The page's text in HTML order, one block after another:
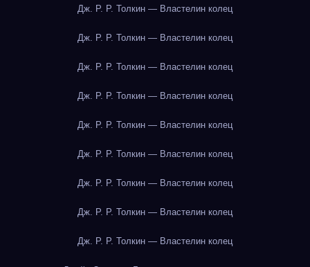
Дж. Р. Р. Толкин — Властелин колец
Дж. Р. Р. Толкин — Властелин колец
Дж. Р. Р. Толкин — Властелин колец
Дж. Р. Р. Толкин — Властелин колец
Дж. Р. Р. Толкин — Властелин колец
Дж. Р. Р. Толкин — Властелин колец
Дж. Р. Р. Толкин — Властелин колец
Дж. Р. Р. Толкин — Властелин колец
Дж. Р. Р. Толкин — Властелин колец